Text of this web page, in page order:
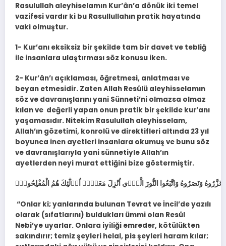
Rasulullah aleyhiselamın Kur’ân’a dönük iki temel
vazifesi vardır ki bu Rasullullahın pratik hayatında
vaki olmuştur.
1- Kur’anı eksiksiz bir şekilde tam bir davet ve tebliğ
ile insanlara ulaştırması söz konusu iken.
2- Kur’ân’ı açıklaması, öğretmesi, anlatması ve
beyan etmesidir. Zaten Allah Resûlü aleyhisselamın
söz ve davranışlarını yani Sünneti’ni olmazsa olmaz
kılan ve değerli yapan onun pratik bir şekilde kur’anı
yaşamasıdır. Nitekim Rasulullah aleyhisselam,
Allah’ın gözetimi, konrolü ve direktifleri altında 23 yıl
boyunca inen ayetleri insanlara okumuş ve bunu söz
ve davranışlarıyla yani sünnetiyle Allah’ın
ayetlerden neyi murat ettiğini bize göstermiştir.
“Onlar ki; yanlarında bulunan Tevrat ve İncil’de yazılı
olarak (sıfatlarını) buldukları ümmi olan Resûl
Nebi’ye uyarlar. Onlara iyiliği emreder, kötülükten
sakındırır; temiz şeyleri helal, pis şeyleri haram kılar;